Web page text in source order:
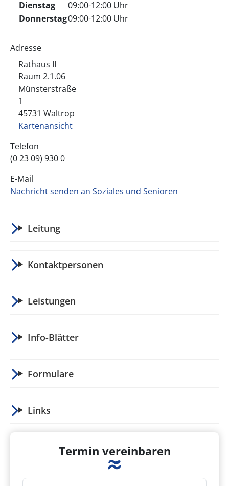
Dienstag
09:00-12:00 Uhr
Donnerstag09:00-12:00 Uhr
Adresse
Rathaus II
Raum 2.1.06
Münsterstraße
1
45731 Waltrop
Kartenansicht
Telefon
(0 23 09) 930 0
E-Mail
Nachricht senden an Soziales und Senioren
Leitung
Kontaktpersonen
Leistungen
Info-Blätter
Formulare
Links
Termin vereinbaren